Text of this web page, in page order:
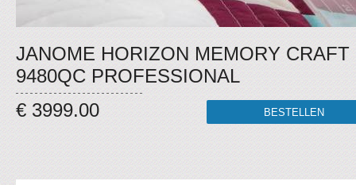
JANOME HORIZON MEMORY CRAFT
9480QC PROFESSIONAL
€ 3999.00